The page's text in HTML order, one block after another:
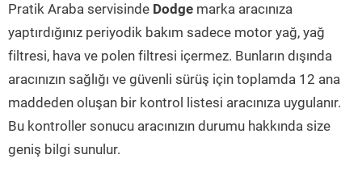
Pratik Araba servisinde Dodge marka aracınıza
yaptırdığınız periyodik bakım sadece motor yağ, yağ
filtresi, hava ve polen filtresi içermez. Bunların dışında
aracınızın sağlığı ve güvenli sürüş için toplamda 12 ana
maddeden oluşan bir kontrol listesi aracınıza uygulanır.
Bu kontroller sonucu aracınızın durumu hakkında size
geniş bilgi sunulur.